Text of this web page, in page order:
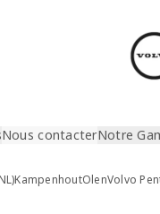
Nous contacterNotre
KampenhoutOlenVolvo